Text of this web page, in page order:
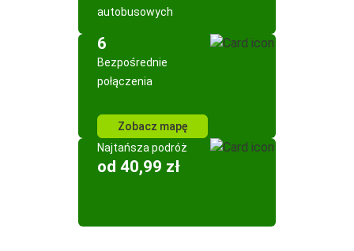
autobusowych
6
Bezpośrednie
połączenia
Zobacz mapę
Najtańsza podróż
od 40,99 zł